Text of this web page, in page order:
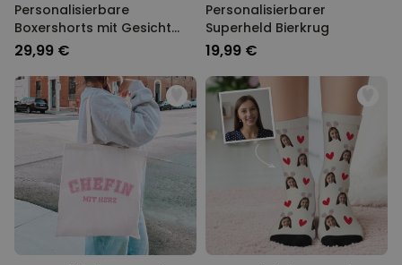
Personalisierbare
Boxershorts mit Gesicht
und Hasenohren
29,99 €
Personalisierbarer
Superheld Bierkrug
19,99 €